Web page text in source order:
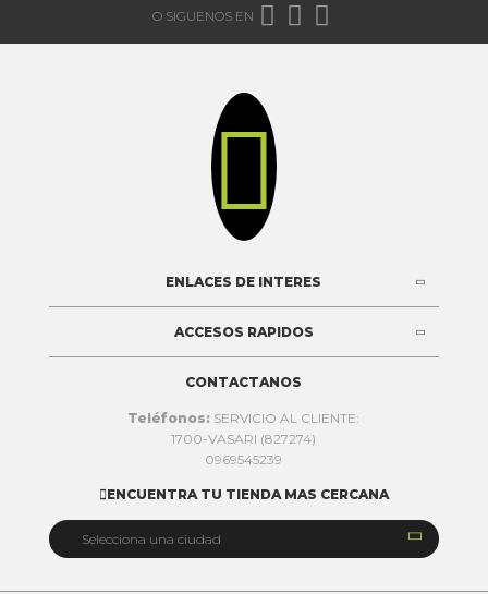
O SIGUENOS EN   

ENLACES DE INTERES
ACCESOS RAPIDOS
CONTACTANOS
Teléfonos: SERVICIO AL CLIENTE:
1700-VASARI (827274)
0969545239
ENCUENTRA TU TIENDA MAS CERCANA
Selecciona una ciudad 